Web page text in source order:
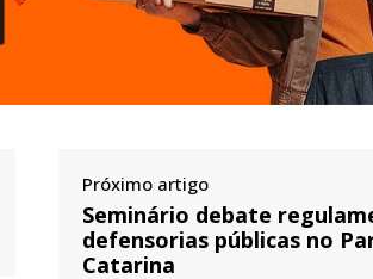
Próximo artigo
Seminário debate
defensorias públicas no
Catarina